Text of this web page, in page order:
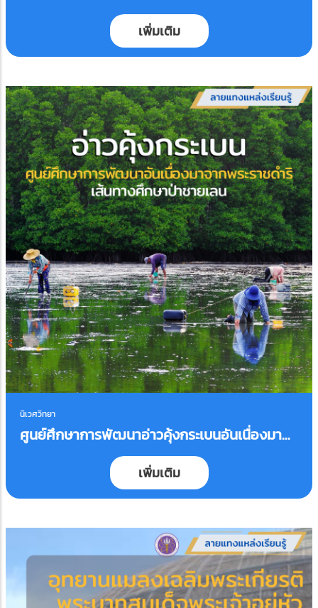
เพิ่มเติม
นิเวศวิทยา
ศูนย์ศึกษาการพัฒนาอ่าวคุ้งกระเบนอันเนื่องมา
เพิ่มเติม